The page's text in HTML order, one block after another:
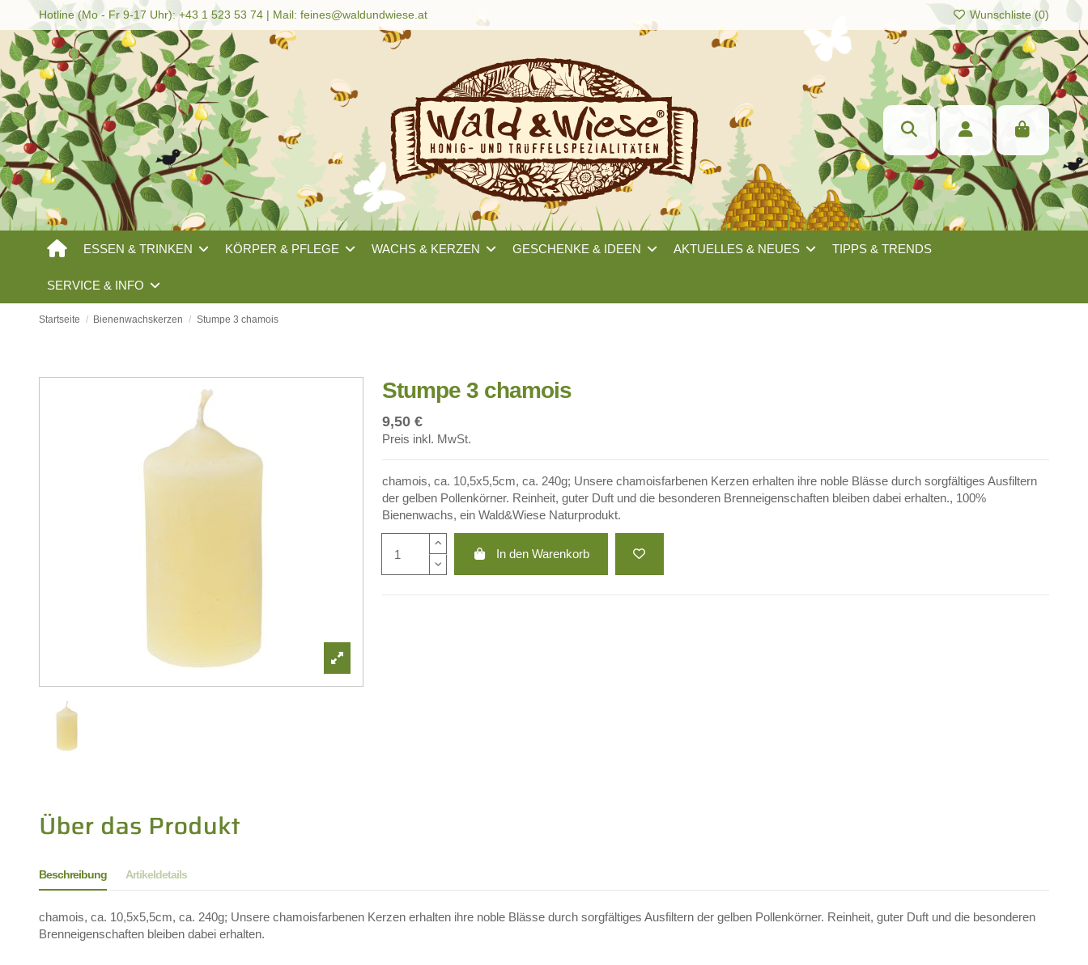
Hotline (Mo - Fr 9-17 Uhr): +43 1 523 53 74 | Mail:feines@waldundwiese.at Wunschliste (0)
ESSEN & TRINKEN KÖRPER & PFLEGE WACHS & KERZEN GESCHENKE & IDEEN AKTUELLES & NEUES TIPPS & TRENDS
SERVICE & INFO
Startseite Bienenwachskerzen Stumpe 3 chamois
Stumpe 3 chamois
9,50 €
Preis inkl. MwSt.
chamois, ca. 10,5x5,5cm, ca. 240g; Unsere chamoisfarbenen Kerzen erhalten ihre noble Blässe durch sorgfältiges Ausfiltern
der gelben Pollenkörner. Reinheit, guter Duft und die besonderen Brenneigenschaften bleiben dabei erhalten., 100%
Bienenwachs, ein Wald&Wiese Naturprodukt.
In den Warenkorb
Beschreibung Artikeldetails
chamois, ca. 10,5x5,5cm, ca. 240g; Unsere chamoisfarbenen Kerzen erhalten ihre noble Blässe durch sorgfältiges Ausfiltern der gelben Pollenkörner. Reinheit, guter Duft und die besonderen
Brenneigenschaften bleiben dabei erhalten.